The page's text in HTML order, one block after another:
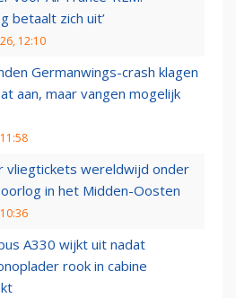
betaalt zich uit’
12:10
Germanwings-crash klagen
aan, maar vangen mogelijk
vliegtickets wereldwijd onder
in het Midden-Oosten
A330 wijkt uit nadat
rook in cabine